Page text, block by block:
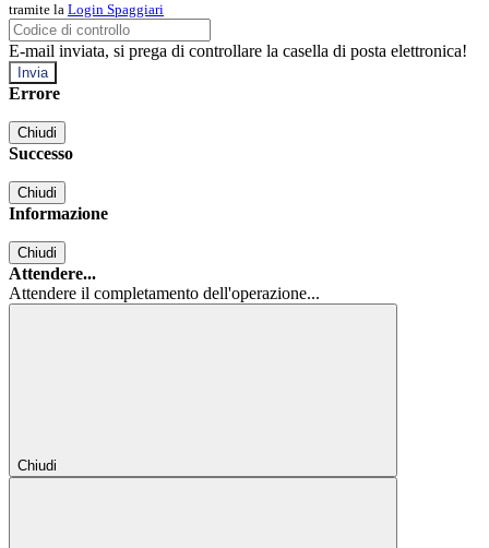
tramite la Login Spaggiari
E-mail inviata, si prega di controllare la casella di posta elettronica!
Errore
Chiudi
Successo
Chiudi
Informazione
Chiudi
Attendere...
Attendere il completamento dell'operazione...
Chiudi